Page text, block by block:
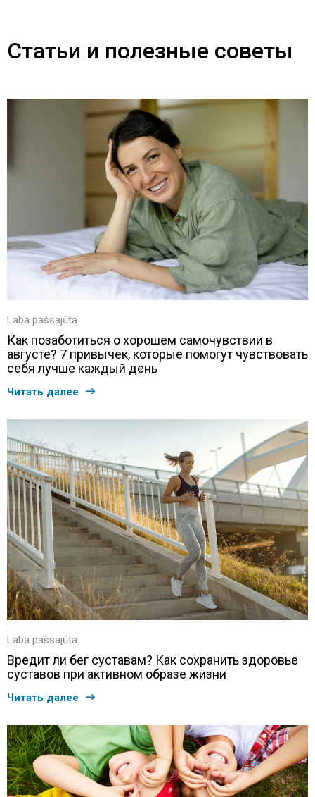
Статьи и полезные советы
Laba pašsajūta
Как позаботиться о хорошем самочувствии в
августе? 7 привычек, которые помогут чувствовать
себя лучше каждый день
Читать далее
Laba pašsajūta
Вредит ли бег суставам? Как сохранить здоровье
суставов при активном образе жизни
Читать далее